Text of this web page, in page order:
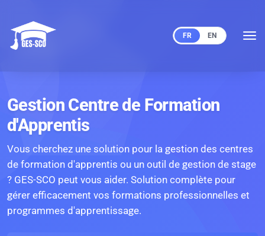
FR EN
Gestion Centre de Formation
d'Apprentis
Vous cherchez une solution pour la gestion des centres
de formation d'apprentis ou un outil de gestion de stage
? GES-SCO peut vous aider. Solution complète pour
gérer efficacement vos formations professionnelles et
programmes d'apprentissage.